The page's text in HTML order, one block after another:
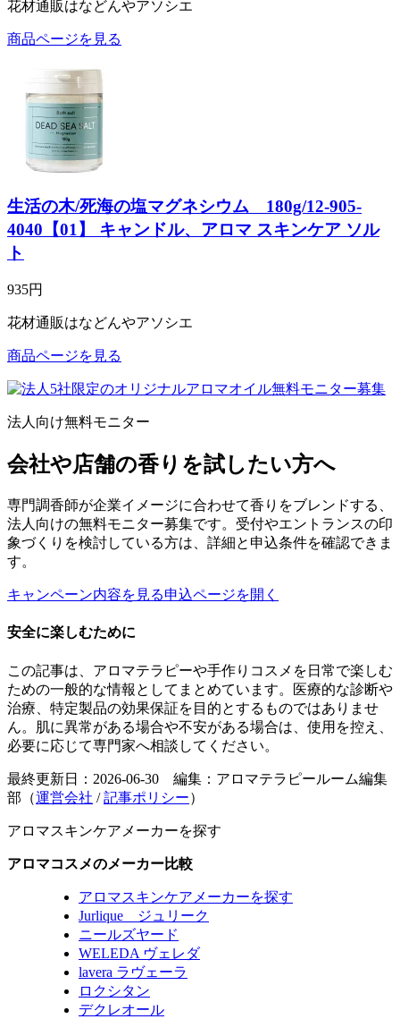
花材通販はなどんやアソシエ
商品ページを見る
生活の木/死海の塩マグネシウム 180g/12-905-
4040【01】 キャンドル、アロマ スキンケア ソル
ト
935円
花材通販はなどんやアソシエ
商品ページを見る
法人向け無料モニター
会社や店舗の香りを試したい方へ
専門調香師が企業イメージに合わせて香りをブレンドする、
法人向けの無料モニター募集です。受付やエントランスの印
象づくりを検討している方は、詳細と申込条件を確認できま
す。
キャンペーン内容を見る申込ページを開く
安全に楽しむために
この記事は、アロマテラピーや手作りコスメを日常で楽しむ
ための一般的な情報としてまとめています。医療的な診断や
治療、特定製品の効果保証を目的とするものではありませ
ん。肌に異常がある場合や不安がある場合は、使用を控え、
必要に応じて専門家へ相談してください。
最終更新日：2026-06-30 編集：アロマテラピールーム編集
部（運営会社 /記事ポリシー）
アロマスキンケアメーカーを探す
アロマコスメのメーカー比較
アロマスキンケアメーカーを探す
Jurlique ジュリーク
ニールズヤード
WELEDA ヴェレダ
lavera ラヴェーラ
ロクシタン
デクレオール